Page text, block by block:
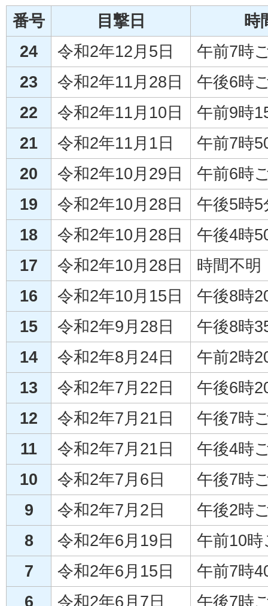
番号
目撃日
時
24
令和2年12月5日
午前7時
23
令和2年11月28日
午後6時
22
令和2年11月10日
午前9時
21
令和2年11月1日
午前7時
20
令和2年10月29日
午前6時
19
令和2年10月28日
午後5時
18
令和2年10月28日
午後4時
17
令和2年10月28日
時間不明
16
令和2年10月15日
午後8時
15
令和2年9月28日
午後8時
14
令和2年8月24日
午前2時
13
令和2年7月22日
午後6時
12
令和2年7月21日
午後7時
11
令和2年7月21日
午後4時
10
令和2年7月6日
午後7時
9
令和2年7月2日
午後2時
8
令和2年6月19日
午前10時
7
令和2年6月15日
午前7時
6
令和2年6月7日 午後7時